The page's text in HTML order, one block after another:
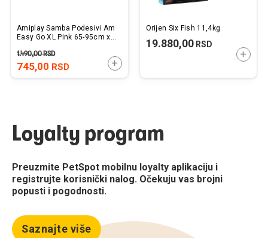
Amiplay Samba Podesivi Am
Easy Go XL Pink 65-95cm x
745,00 RSD
1.490,00RSD
DODAJTE U KORPU
Orijen Six Fish 11,4kg
19.880,00RSD
Loyalty program
Preuzmite PetSpot mobilnu loyalty aplikaciju i
registrujte korisnički nalog. Očekuju vas brojni
popusti i pogodnosti.
Saznajte više